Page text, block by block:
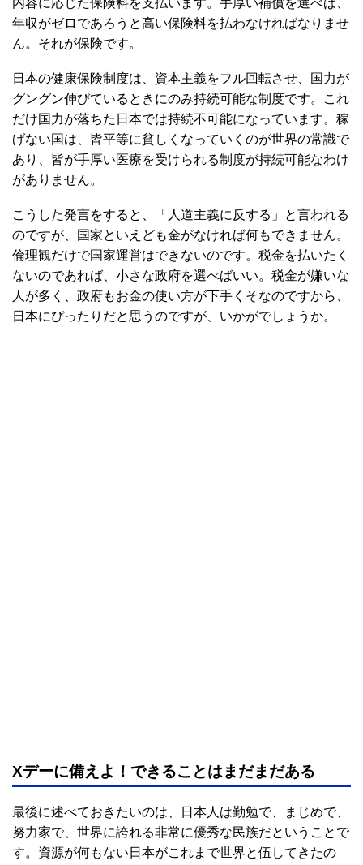
内容に応じた保険料を支払います。手厚い補償を選べば、
年収がゼロであろうと高い保険料を払わなければなりませ
ん。それが保険です。
日本の健康保険制度は、資本主義をフル回転させ、国力が
グングン伸びているときにのみ持続可能な制度です。これ
だけ国力が落ちた日本では持続不可能になっています。稼
げない国は、皆平等に貧しくなっていくのが世界の常識で
あり、皆が手厚い医療を受けられる制度が持続可能なわけ
がありません。
こうした発言をすると、「人道主義に反する」と言われる
のですが、国家といえども金がなければ何もできません。
倫理観だけで国家運営はできないのです。税金を払いたく
ないのであれば、小さな政府を選べばいい。税金が嫌いな
人が多く、政府もお金の使い方が下手くそなのですから、
日本にぴったりだと思うのですが、いかがでしょうか。
Xデーに備えよ！できることはまだまだある
最後に述べておきたいのは、日本人は勤勉で、まじめで、
努力家で、世界に誇れる非常に優秀な民族だということで
す。資源が何もない日本がこれまで世界と伍してきたの